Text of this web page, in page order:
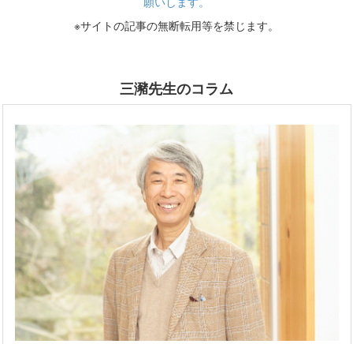
※サイトの記事の無断転用等を禁じます。
三瀦先生のコラム